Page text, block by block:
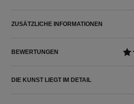
ZUSÄTZLICHE INFORMATIONEN
BEWERTUNGEN
DIE KUNST LIEGT IM DETAIL